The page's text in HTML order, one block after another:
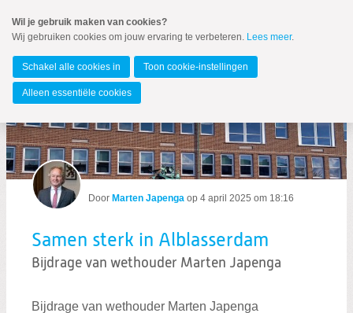
naar
Spring
de
inhoud
Spring
naar
hoofdmenu
Alblasserdam
MENU
Zoeken
Door Marten Japenga op 4 april 2025 om 18:16
Samen sterk in Alblasserdam
Bijdrage van wethouder Marten Japenga
Bijdrage van wethouder Marten Japenga
Wil je gebruik maken van cookies?
Wij gebruiken cookies om jouw ervaring te verbeteren. Lees meer.
Schakel alle cookies in Toon cookie-instellingen
Alleen essentiële cookies